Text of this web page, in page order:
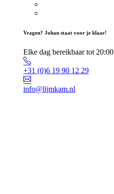
Vragen? Johan staat voor je klaar!
Elke dag bereikbaar tot 20:00
+31 (0)6 19 90 12 29
info@lijmkam.nl